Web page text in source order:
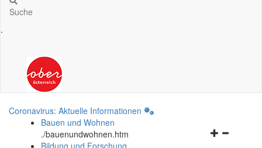
Suche
.
Coronavirus: Aktuelle Informationen
Bauen und Wohnen
./bauenundwohnen.htm
Bildung und Forschung